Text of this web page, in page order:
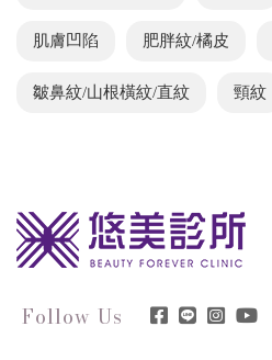
肌膚凹陷 肥胖紋/橘皮
皺鼻紋/山根橫紋/直紋 頸紋
Follow Us